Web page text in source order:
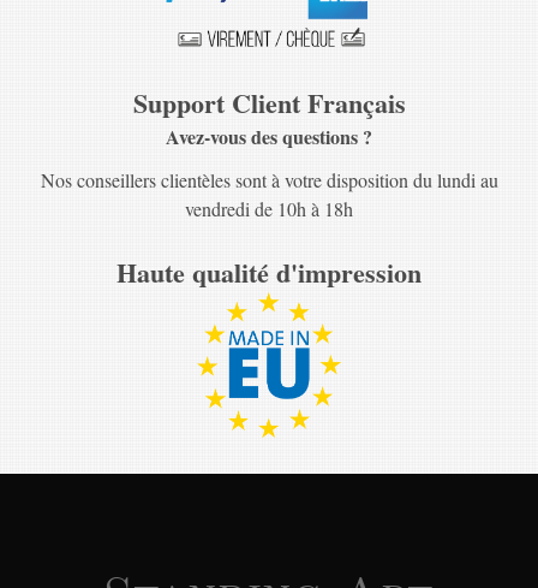
Support Client Français
Avez-vous des questions ?
Nos conseillers clientèles sont à votre disposition du lundi au
vendredi de 10h à 18h
Haute qualité d'impression